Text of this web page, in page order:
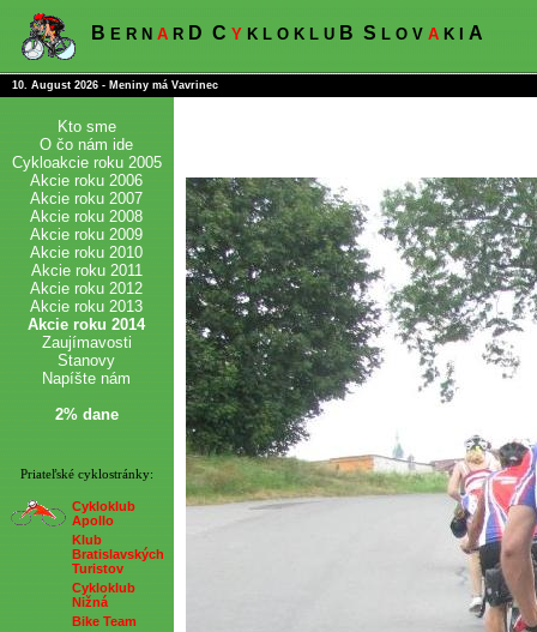
B E R N A R D C Y K L O K L U B S L O V A K I A
10. August 2026 - Meniny má Vavrinec
Kto sme
O čo nám ide
Cykloakcie roku 2005
Akcie roku 2006
Akcie roku 2007
Akcie roku 2008
Akcie roku 2009
Akcie roku 2010
Akcie roku 2011
Akcie roku 2012
Akcie roku 2013
Akcie roku 2014
Zaujímavosti
Stanovy
Napíšte nám
2% dane
Priateľské cyklostránky:
Cykloklub
Apollo
Klub
Bratislavských
Turistov
Cykloklub
Nižná
Bike Team